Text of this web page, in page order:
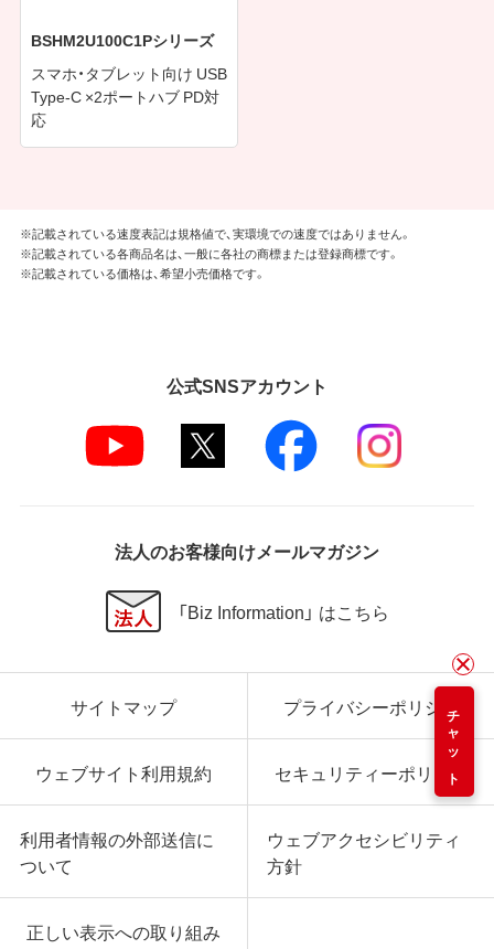
BSHM2U100C1Pシリーズ
スマホ・タブレット向け USB
Type-C ×2ポートハブ PD対
応
チャット
※記載されている速度表記は規格値で、実環境での速度ではありません。
※記載されている各商品名は、一般に各社の商標または登録商標です。
※記載されている価格は、希望小売価格です。
公式SNSアカウント
法人のお客様向けメールマガジン
「Biz Information」 はこちら
サイトマップ プライバシーポリシー
ウェブサイト利用規約 セキュリティーポリシー
利用者情報の外部送信に
ついて
ウェブアクセシビリティ
方針
正しい表示への取り組み